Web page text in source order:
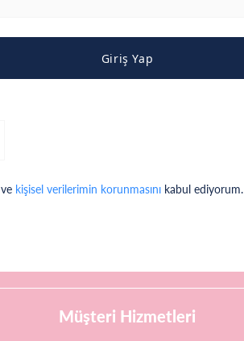
Giriş Yap
ve kişisel verilerimin korunmasını kabul ediyorum.
Müşteri Hizmetleri